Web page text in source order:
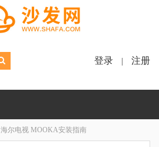
登录 注册
海尔电视 MOOKA安装指南